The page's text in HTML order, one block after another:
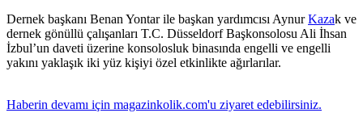
Dernek başkanı Benan Yontar ile başkan yardımcısı AynurKazak ve
dernek gönüllü çalışanları T.C. Düsseldorf Başkonsolosu Ali İhsan
İzbul’un daveti üzerine konsolosluk binasında engelli ve engelli
yakını yaklaşık iki yüz kişiyi özel etkinlikte ağırlarılar.
Haberin devamı için magazinkolik.com'u ziyaret edebilirsiniz.